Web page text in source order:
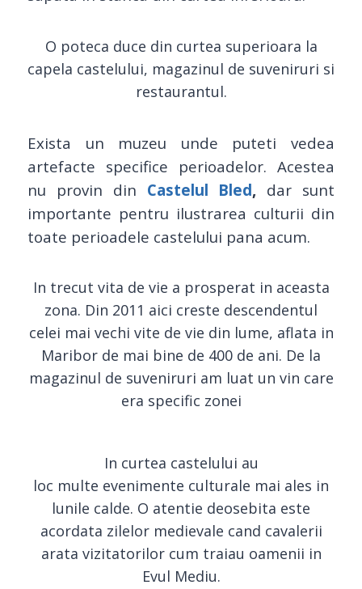
O poteca duce din curtea superioara la
capela castelului, magazinul de suveniruri si
restaurantul.
Exista un muzeu unde puteti vedea
artefacte specifice perioadelor. Acestea
nu provin din Castelul Bled, dar sunt
importante pentru ilustrarea culturii din
toate perioadele castelului pana acum.
In trecut vita de vie a prosperat in aceasta
zona. Din 2011 aici creste descendentul
celei mai vechi vite de vie din lume, aflata in
Maribor de mai bine de 400 de ani. De la
magazinul de suveniruri am luat un vin care
era specific zonei
In curtea castelului au
loc multe evenimente culturale mai ales in
lunile calde. O atentie deosebita este
acordata zilelor medievale cand cavalerii
arata vizitatorilor cum traiau oamenii in
Evul Mediu.